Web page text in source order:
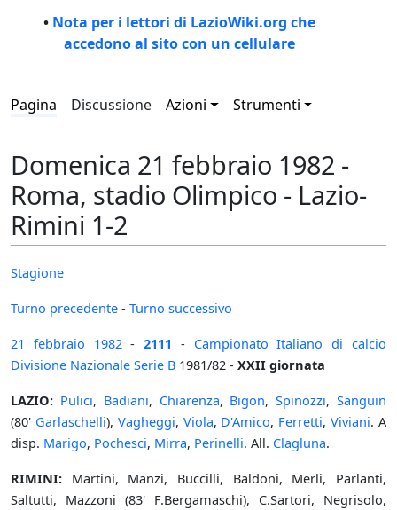
• Nota per i lettori di LazioWiki.org che
accedono al sito con un cellulare
Pagina Discussione Azioni Strumenti
Domenica 21 febbraio 1982 -
Roma, stadio Olimpico - Lazio-
Rimini 1-2
Stagione
Turno precedente - Turno successivo
21 febbraio 1982-2111 - Campionato Italiano di calcio
Divisione Nazionale Serie B 1981/82 - XXII giornata
LAZIO: Pulici, Badiani, Chiarenza, Bigon,Spinozzi,Sanguin
(80' Garlaschelli), Vagheggi, Viola, D'Amico, Ferretti,Viviani. A
disp. Marigo, Pochesci, Mirra, Perinelli. All. Clagluna.
RIMINI: Martini, Manzi, Buccilli, Baldoni, Merli, Parlanti,
Saltutti, Mazzoni (83' F.Bergamaschi), C.Sartori, Negrisolo,